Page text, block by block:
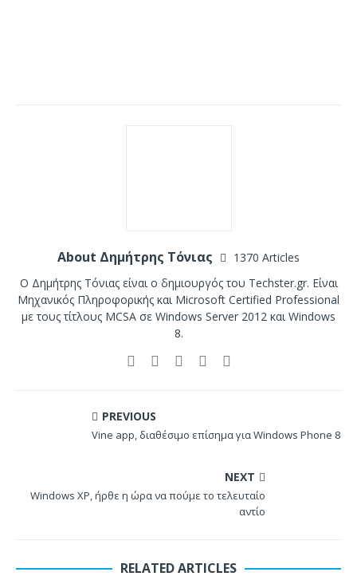
About Δημήτρης Τόνιας
1370 Articles
Ο Δημήτρης Τόνιας είναι ο δημιουργός του Techster.gr. Είναι
Μηχανικός Πληροφορικής και Microsoft Certified Professional
με τους τίτλους MCSA σε Windows Server 2012 και Windows
8.
PREVIOUS
Vine app, διαθέσιμο επίσημα για Windows Phone 8
NEXT
Windows XP, ήρθε η ώρα να πούμε το τελευταίο
αντίο
RELATED ARTICLES